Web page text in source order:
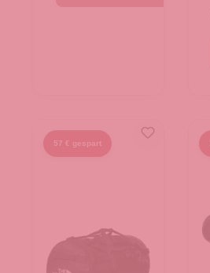
57 € gespart